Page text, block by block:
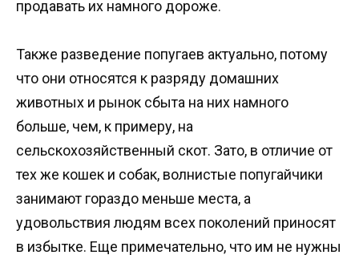
продавать их намного дороже.
Также разведение попугаев актуально, потому
что они относятся к разряду домашних
животных и рынок сбыта на них намного
больше, чем, к примеру, на
сельскохозяйственный скот. Зато, в отличие от
тех же кошек и собак, волнистые попугайчики
занимают гораздо меньше места, а
удовольствия людям всех поколений приносят
в избытке. Еще примечательно, что им не нужны